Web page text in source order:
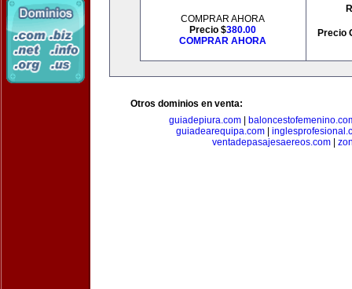
COMPRAR AHORA
Precio $380.00
COMPRAR AHORA
Precio
Otros dominios en venta:
guiadepiura.com|
guiadearequipa.com|
ventadepasajesaereos.com|